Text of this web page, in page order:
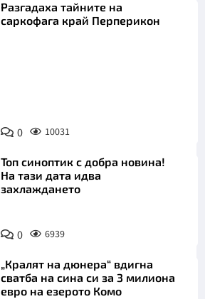
Разгадаха тайните на
саркофага край Перперикон
0 10031
Топ синоптик с добра новина!
На тази дата идва
захлаждането
0 6939
„Кралят на дюнера“ вдигна
сватба на сина си за 3 милиона
евро на езерото Комо